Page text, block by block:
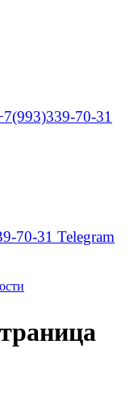
70-31
70-31 Telegram